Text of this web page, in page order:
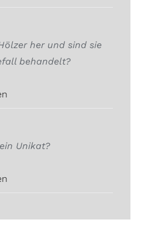
her und sind sie
behandelt?
Unikat?